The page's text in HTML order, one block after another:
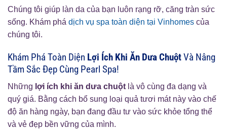
Chúng tôi giúp làn da của bạn luôn rạng rỡ, căng tràn sức
sống. Khám phá dịch vụ spa toàn diện tại Vinhomes của
chúng tôi.
Khám Phá Toàn Diện Lợi Ích Khi Ăn Dưa ChuộtVà Nâng
Tầm Sắc Đẹp Cùng Pearl Spa!
Những lợi ích khi ăn dưa chuột là vô cùng đa dạng và
quý giá. Bằng cách bổ sung loại quả tươi mát này vào chế
độ ăn hàng ngày, bạn đang đầu tư vào sức khỏe tổng thể
và vẻ đẹp bền vững của mình.